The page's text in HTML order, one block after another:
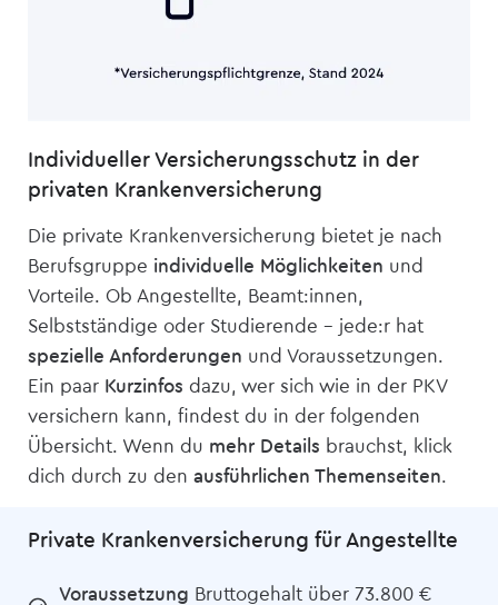
Individueller Versicherungsschutz in der
privaten Kranken­versicherung
Die private Kranken­versicherung bietet je nach
Berufsgruppe individuelle Möglichkeiten und
Vorteile. Ob Angestellte, Beamt:innen,
Selbstständige oder Studierende – jede:r hat
spezielle Anforderungen und Voraussetzungen.
Ein paar Kurzinfos dazu, wer sich wie in der PKV
versichern kann, findest du in der folgenden
Übersicht. Wenn du mehr Details brauchst, klick
dich durch zu den ausführlichen Themenseiten.
Private Kranken­versicherung für Angestellte
Voraussetzung Bruttogehalt über 73.800 €